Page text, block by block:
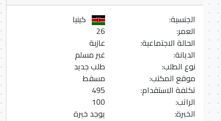
الجنسية:
كينيا
العمر:
الحالة الاجتماعية:
عازبة
الديانة:
غير مسلم
نوع الطلب:
طلب جديد
موقع المكتب:
مسقط
تكلفة الاستقدام:
495
الراتب:
100
الخبرة:
يوجد خبرة